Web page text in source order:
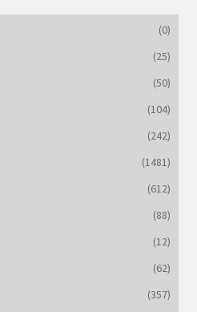
(0)
(25)
(50)
(104)
(242)
(1481)
(612)
(88)
(12)
(62)
(357)